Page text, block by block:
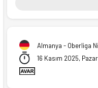
Almanya - Oberliga
16 Kasım 2025,